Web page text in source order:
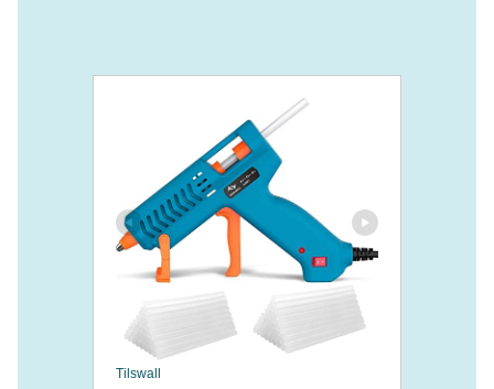
Tilswall